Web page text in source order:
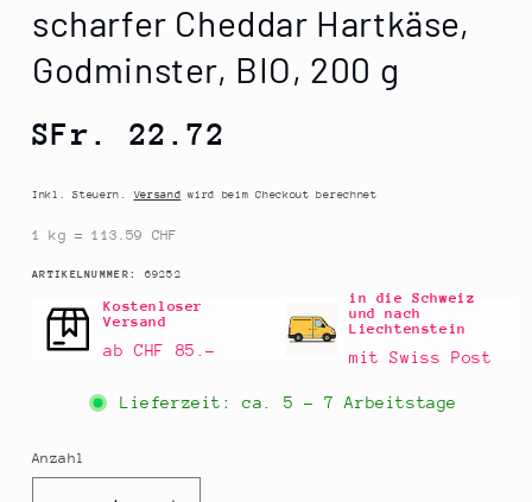
scharfer Cheddar Hartkäse,
Godminster, BIO, 200 g
Normaler
SFr. 22.72
Inkl. Steuern.Versand wird beim Checkout berechnet
1 kg = 113.59 CHF
ARTIKELNUMMER: SKU:
69252
Kostenloser
Versand
ab CHF 85.–
in die Schweiz
und nach
Liechtenstein
mit Swiss Post
Lieferzeit: ca. 5 - 7 Arbeitstage
Anzahl
Anzahl